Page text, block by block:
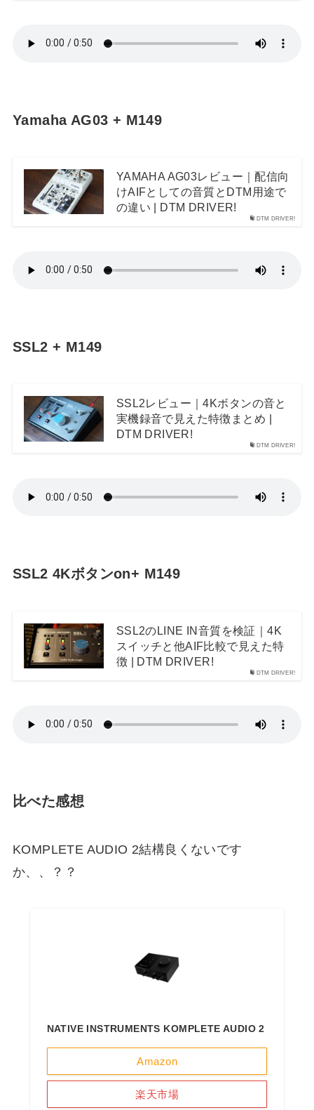
Yamaha AG03 + M149
DTM DRIVER!
YAMAHA AG03レビュー｜配信向
けAIFとしての音質とDTM用途で
の違い | DTM DRIVER!
SSL2 + M149
DTM DRIVER!
SSL2レビュー｜4Kボタンの音と
実機録音で見えた特徴まとめ |
DTM DRIVER!
SSL2 4Kボタンon+ M149
DTM DRIVER!
SSL2のLINE IN音質を検証｜4K
スイッチと他AIF比較で見えた特
徴 | DTM DRIVER!
比べた感想
KOMPLETE AUDIO 2結構良くないです
か、、？？
NATIVE INSTRUMENTS KOMPLETE AUDIO 2
Amazon
楽天市場